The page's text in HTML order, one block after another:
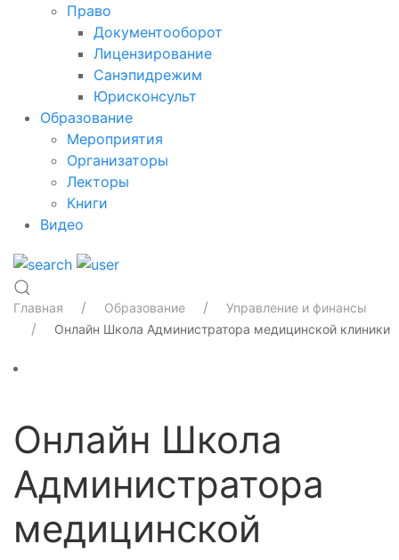
Право
Документооборот
Лицензирование
Санэпидрежим
Юрисконсульт
Образование
Мероприятия
Организаторы
Лекторы
Книги
Видео
Главная Образование
Управление и финансы
Онлайн Школа Администратора медицинской клиники
Онлайн Школа
Администратора
медицинской